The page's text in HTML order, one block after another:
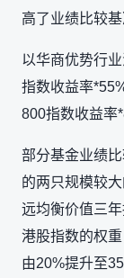
高了业绩比较
以华商优势行
指数收益率
800指数收益率
部分基金业绩
的两只规模较
远均衡价值三
港股指数的权
由20%提升至